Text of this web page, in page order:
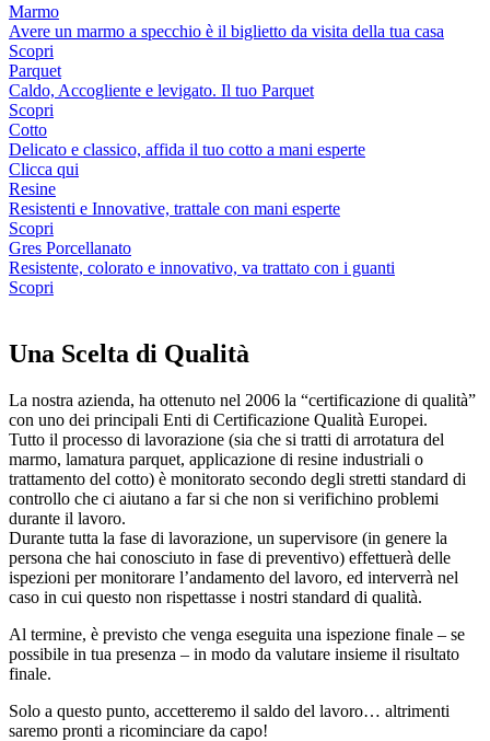
Marmo
Avere un marmo a specchio è il biglietto da visita della tua casa
Scopri
Parquet
Caldo, Accogliente e levigato. Il tuo Parquet
Scopri
Cotto
Delicato e classico, affida il tuo cotto a mani esperte
Clicca qui
Resine
Resistenti e Innovative, trattale con mani esperte
Scopri
Gres Porcellanato
Resistente, colorato e innovativo, va trattato con i guanti
Scopri
Una Scelta di Qualità
La nostra azienda, ha ottenuto nel 2006 la “certificazione di qualità”
con uno dei principali Enti di Certificazione Qualità Europei.
Tutto il processo di lavorazione (sia che si tratti di arrotatura del
marmo, lamatura parquet, applicazione di resine industriali o
trattamento del cotto) è monitorato secondo degli stretti standard di
controllo che ci aiutano a far si che non si verifichino problemi
durante il lavoro.
Durante tutta la fase di lavorazione, un supervisore (in genere la
persona che hai conosciuto in fase di preventivo) effettuerà delle
ispezioni per monitorare l’andamento del lavoro, ed interverrà nel
caso in cui questo non rispettasse i nostri standard di qualità.
Al termine, è previsto che venga eseguita una ispezione finale – se
possibile in tua presenza – in modo da valutare insieme il risultato
finale.
Solo a questo punto, accetteremo il saldo del lavoro… altrimenti
saremo pronti a ricominciare da capo!